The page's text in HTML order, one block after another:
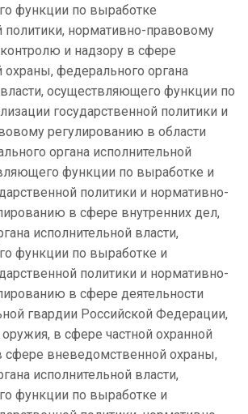
функции по выработке
политики, нормативно-правовому
и надзору в сфере
охраны, федерального органа
осуществляющего функции по
государственной политики и
регулированию в области
органа исполнительной
функции по выработке и
политики и нормативно-
в сфере внутренних дел,
исполнительной власти,
функции по выработке и
политики и нормативно-
в сфере деятельности
гвардии Российской Федерации,
в сфере частной охранной
сфере вневедомственной охраны,
исполнительной власти,
функции по выработке и